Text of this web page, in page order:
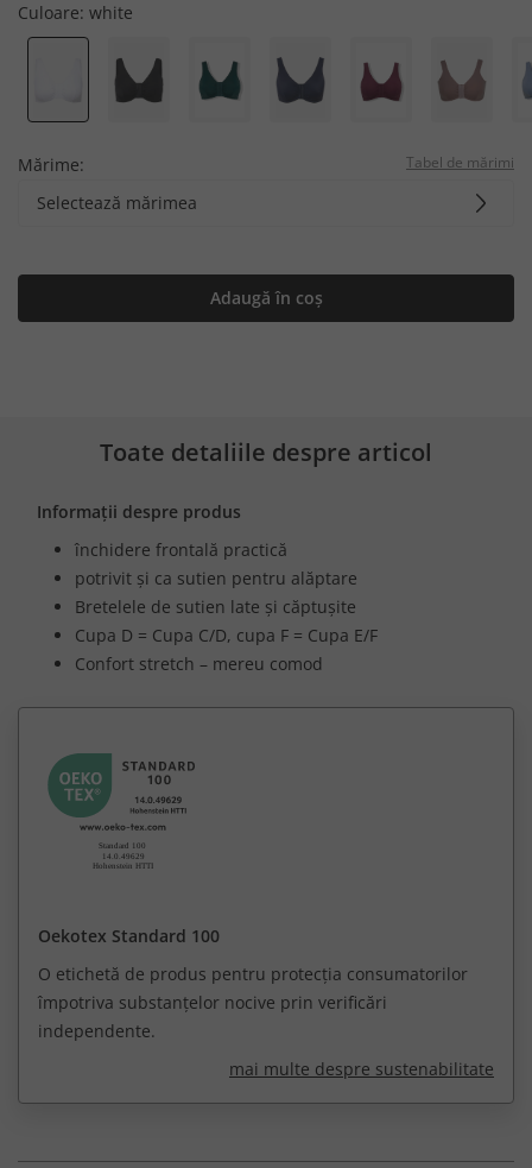
Culoare: white
Mărime: Tabel de mărimi
Selectează mărimea
Adaugă în coș
Toate detaliile despre articol
Informații despre produs
închidere frontală practică
potrivit și ca sutien pentru alăptare
Bretelele de sutien late și căptușite
Cupa D = Cupa C/D, cupa F = Cupa E/F
Confort stretch – mereu comod
Oekotex Standard 100
O etichetă de produs pentru protecția consumatorilor
împotriva substanțelor nocive prin verificări
independente.
mai multe despre sustenabilitate